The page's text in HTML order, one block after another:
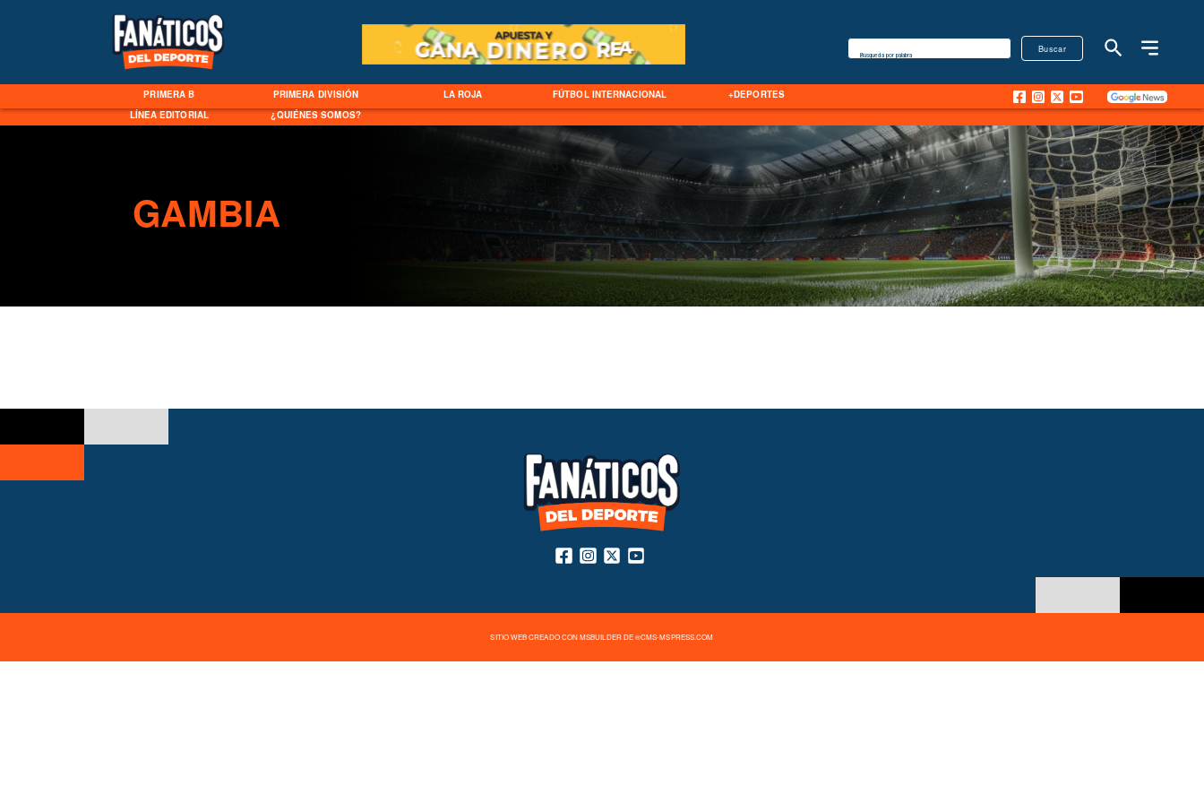
PRIMERA B PRIMERA DIVISIÓN LA ROJA FÚTBOL INTERNACIONAL
+DEPORTES
LÍNEA EDITORIAL
¿QUIÉNES SOMOS?
Buscar
Búsqueda por palabra
GAMBIA
SITIO WEB CREADO CON MSBUILDER DE ®CMS-MSPRESS.COM